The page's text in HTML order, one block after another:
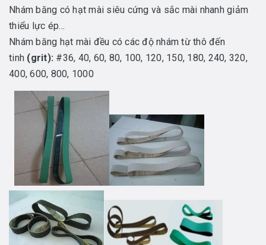
Nhám băng có hạt mài siêu cứng và sắc mài nhanh giảm
thiểu lực ép…
Nhám băng hạt mài đều có các độ nhám từ thô đến
tinh (grit): #36, 40, 60, 80, 100, 120, 150, 180, 240, 320,
400, 600, 800, 1000